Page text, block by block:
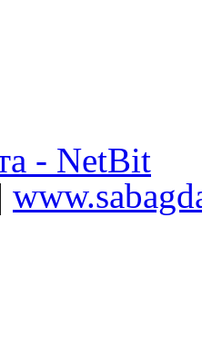
- NetBit